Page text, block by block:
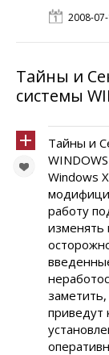
2008-
Тайны и
системы
Тайны и
Windows
работу
изменять
приведут